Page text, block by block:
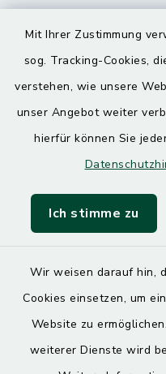
Mit Ihrer Zustimmung
sog. Tracking-Cookies,
verstehen, wie unsere
unser Angebot weiter
hierfür können Sie
Ich stimme zu
Wir weisen darauf hin,
Cookies einsetzen, um
Website zu
weiterer Dienste wird
7.30 – 12.00 Uhr
13.00 – 17.30 Uhr
Quicklinks
Landratsamt
SoNNe e. V.